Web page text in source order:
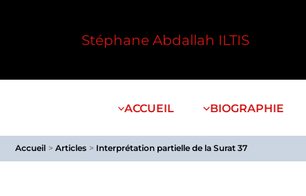
Stéphane Abdallah ILTIS
ACCUEIL BIOGRAPHIE
Accueil Articles Interprétation partielle de la Surat 37